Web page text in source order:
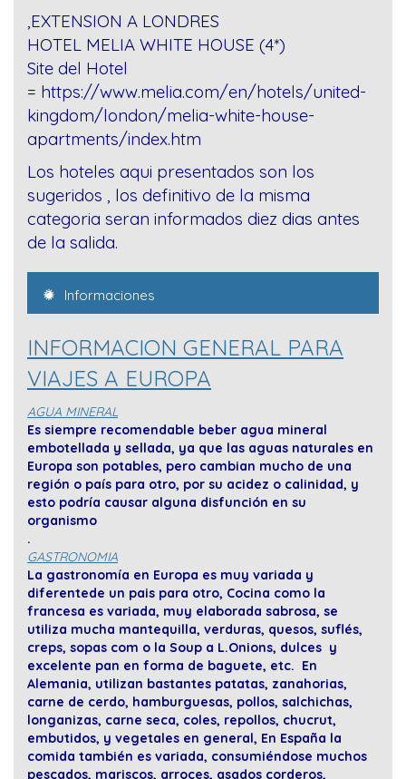
,EXTENSION A LONDRES
HOTEL MELIA WHITE HOUSE (4*)
Site del Hotel
= https://www.melia.com/en/hotels/united-
kingdom/london/melia-white-house-
apartments/index.htm
Los hoteles aqui presentados son los
sugeridos , los definitivo de la misma
categoria seran informados diez dias antes
de la salida.
Informaciones
INFORMACION GENERAL PARA
VIAJES A EUROPA
AGUA MINERAL
Es siempre recomendable beber agua mineral
embotellada y sellada, ya que las aguas naturales en
Europa son potables, pero cambian mucho de una
región o país para otro, por su acidez o calinidad, y
esto podría causar alguna disfunción en su
organismo
.
GASTRONOMIA
La gastronomía en Europa es muy variada y
diferentede un pais para otro, Cocina como la
francesa es variada, muy elaborada sabrosa, se
utiliza mucha mantequilla, verduras, quesos, suflés,
creps, sopas com o la Soup a L.Onions, dulces y
excelente pan en forma de baguete, etc. En
Alemania, utilizan bastantes patatas, zanahorias,
carne de cerdo, hamburguesas, pollos, salchichas,
longanizas, carne seca, coles, repollos, chucrut,
embutidos, y vegetales en general, En España la
comida también es variada, consumiéndose muchos
pescados, mariscos, arroces, asados corderos,